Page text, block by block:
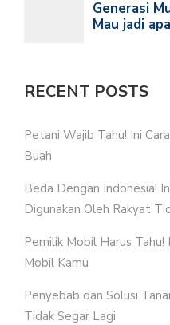
RECENT POSTS
Petani Wajib Tahu! Ini
Buah
Beda Dengan Indonesia!
Digunakan Oleh Rakyat
Pemilik Mobil Harus
Mobil Kamu
Penyebab dan Solusi
Tidak Segar Lagi